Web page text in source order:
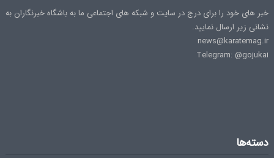
خبر های خود را برای درج در سایت و شبکه های اجتماعی ما به باشگاه خبرنگاران به
نشانی زیر ارسال نمایید.
news@karatemag.ir
Telegram: @gojukai
دسته‌ها